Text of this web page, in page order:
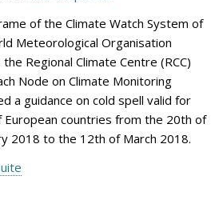
of the Climate Watch System of
Meteorological Organisation
Regional Climate Centre (RCC)
Node on Climate Monitoring
a guidance on cold spell valid for
European countries from the 20th of
2018 to the 12th of March 2018.